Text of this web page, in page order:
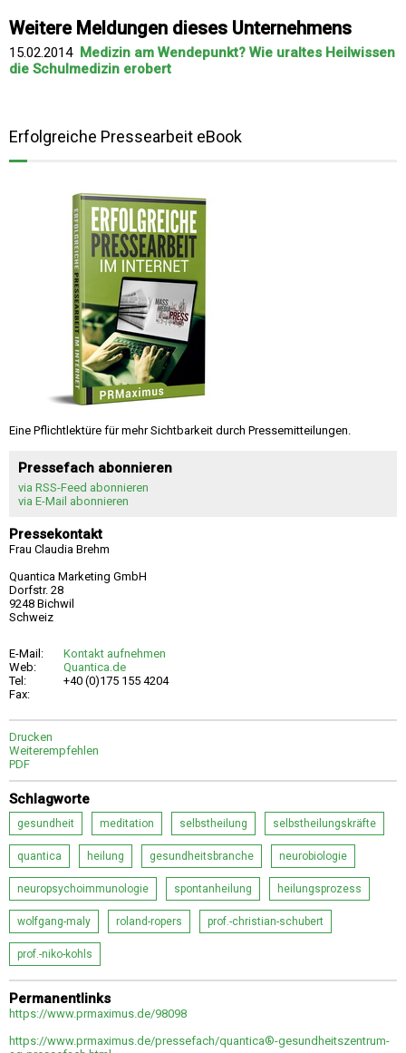
Weitere Meldungen dieses Unternehmens
15.02.2014 Medizin am Wendepunkt? Wie uraltes Heilwissen
die Schulmedizin erobert
Erfolgreiche Pressearbeit eBook
Eine Pflichtlektüre für mehr Sichtbarkeit durch Pressemitteilungen.
Pressefach abonnieren
via RSS-Feed abonnieren
via E-Mail abonnieren
Pressekontakt
Frau Claudia Brehm
Quantica Marketing GmbH
Dorfstr. 28
9248 Bichwil
Schweiz
E-Mail:
Kontakt aufnehmen
Web:
Quantica.de
Tel:
+40 (0)175 155 4204
Fax:
Drucken
Weiterempfehlen
PDF
Schlagworte
gesundheit meditation selbstheilung selbstheilungskräfte
quantica heilung gesundheitsbranche neurobiologie
neuropsychoimmunologie spontanheilung heilungsprozess
wolfgang-maly roland-ropers prof.-christian-schubert
prof.-niko-kohls
Permanentlinks
https://www.prmaximus.de/98098
https://www.prmaximus.de/pressefach/quantica®-gesundheitszentrum-